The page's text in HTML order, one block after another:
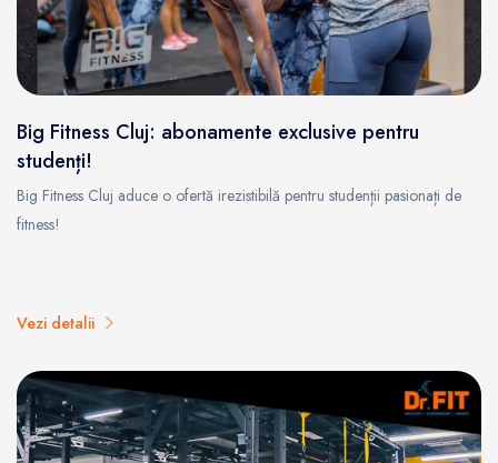
Big Fitness Cluj: abonamente exclusive pentru
studenți!
Big Fitness Cluj aduce o ofertă irezistibilă pentru studenții pasionați de
fitness!
Vezi detalii